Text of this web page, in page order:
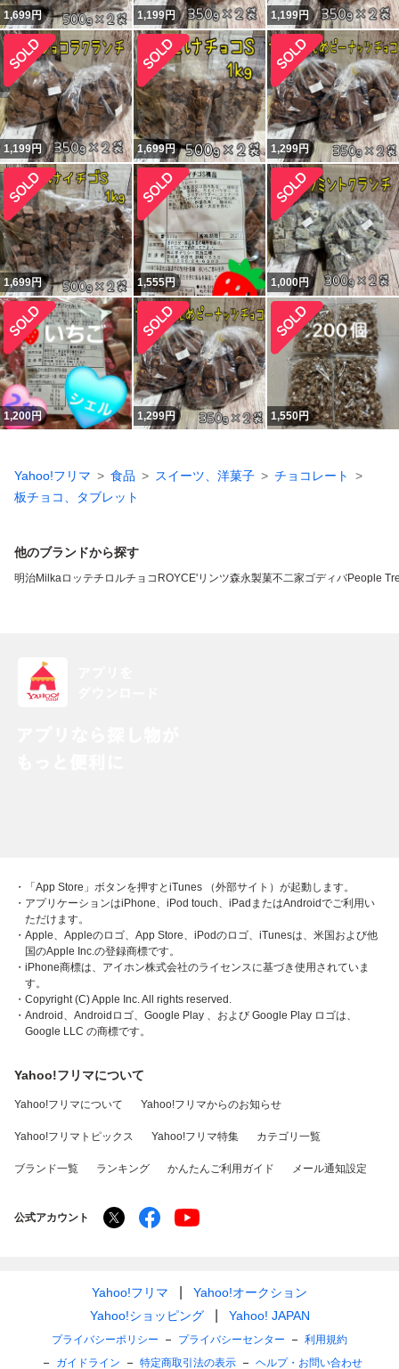
1,699円 1,199円 1,199円
1,199円 1,699円 1,299円
1,699円 1,555円 1,000円
1,200円 1,299円 1,550円
Yahoo!フリマ 食品 スイーツ、洋菓子
チョコレート
板チョコ、タブレット
他のブランドから探す
明治Milkaロッテチロルチョコ ROYCE'リンツ森永製菓不二家ゴディバPeople
・「App Store」ボタンを押すとiTunes （外部サイト）が起動します。
・アプリケーションはiPhone、iPod touch、iPadまたはAndroidでご利用い
ただけます。
・Apple、Appleのロゴ、App Store、iPodのロゴ、iTunesは、米国および他
国のApple Inc.の登録商標です。
・iPhone商標は、アイホン株式会社のライセンスに基づき使用されていま
す。
・Copyright (C) Apple Inc. All rights reserved.
・Android、Androidロゴ、Google Play 、および Google Play ロゴは、
Google LLC の商標です。
Yahoo!フリマについて
Yahoo!フリマについて Yahoo!フリマからのお知らせ
Yahoo!フリマトピックス Yahoo!フリマ特集 カテゴリ一覧
ブランド一覧 ランキング かんたんご利用ガイド メール通知設定
公式アカウント
Yahoo!フリマ
Yahoo!オークション
Yahoo!ショッピング
Yahoo! JAPAN
プライバシーポリシー プライバシーセンター
利用規約
ガイドライン
特定商取引法の表示 ヘルプ・お問い合わせ